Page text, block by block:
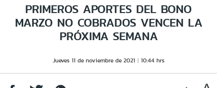
PRIMEROS APORTES DEL BONO
MARZO NO COBRADOS VENCEN LA
PRÓXIMA SEMANA
Jueves 11 de noviembre de 2021 10:44 hrs